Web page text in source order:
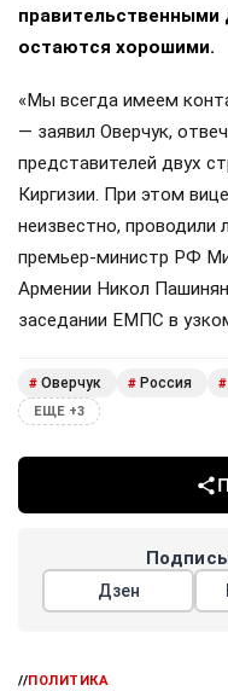
остаются хорошими.
«Мы всегда имеем
— заявил Оверчук,
представителей двух
Киргизии. При этом
неизвестно, проводили
премьер-министр РФ
Армении Никол
заседании ЕМПС в
# Оверчук # Россия #
ЕЩЕ +3
Дзен
//ПОЛИТИКА